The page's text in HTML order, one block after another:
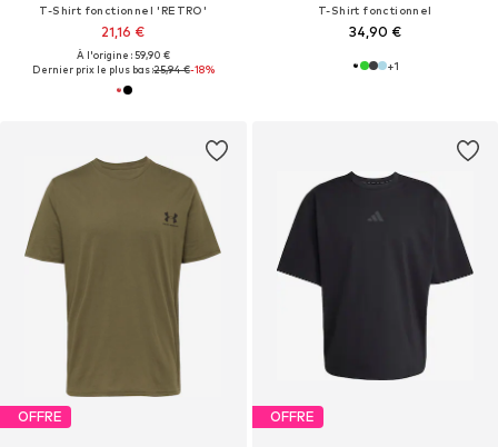
T-Shirt fonctionnel 'RETRO'
21,16 €
À l'origine : 59,90 €
Dernier prix le plus bas :25,94 €-18%
T-Shirt fonctionnel
34,90 €
+1
OFFRE OFFRE